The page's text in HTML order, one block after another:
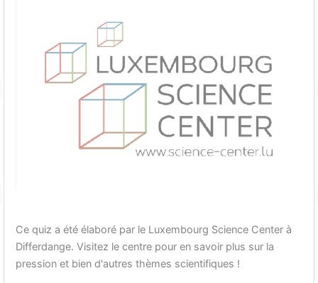
Ce quiz a été élaboré par le Luxembourg Science Center à
Differdange. Visitez le centre pour en savoir plus sur la
pression et bien d'autres thèmes scientifiques !